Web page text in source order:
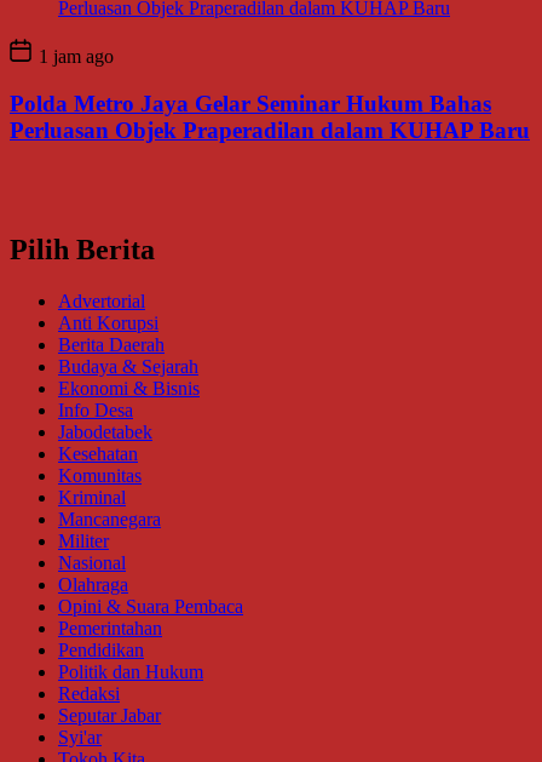
1 jam ago
Polda Metro Jaya Gelar Seminar Hukum Bahas
Perluasan Objek Praperadilan dalam KUHAP Baru
Pilih Berita
Advertorial
Anti Korupsi
Berita Daerah
Budaya & Sejarah
Ekonomi & Bisnis
Info Desa
Jabodetabek
Kesehatan
Komunitas
Kriminal
Mancanegara
Militer
Nasional
Olahraga
Opini & Suara Pembaca
Pemerintahan
Pendidikan
Politik dan Hukum
Redaksi
Seputar Jabar
Syi'ar